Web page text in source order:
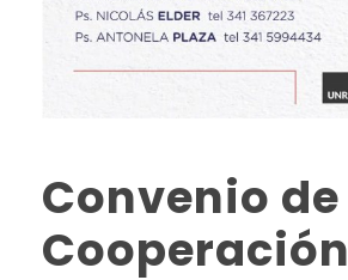
Convenio de
Cooperación